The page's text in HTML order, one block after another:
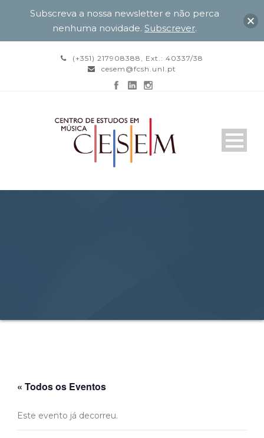
(+351) 217908388, Ext.: 40337/38
cesem@fcsh.unl.pt
« Todos os Eventos
Este evento já decorreu.
Subscreva a nossa newsletter e não perca
nenhuma novidade. Subscrever.